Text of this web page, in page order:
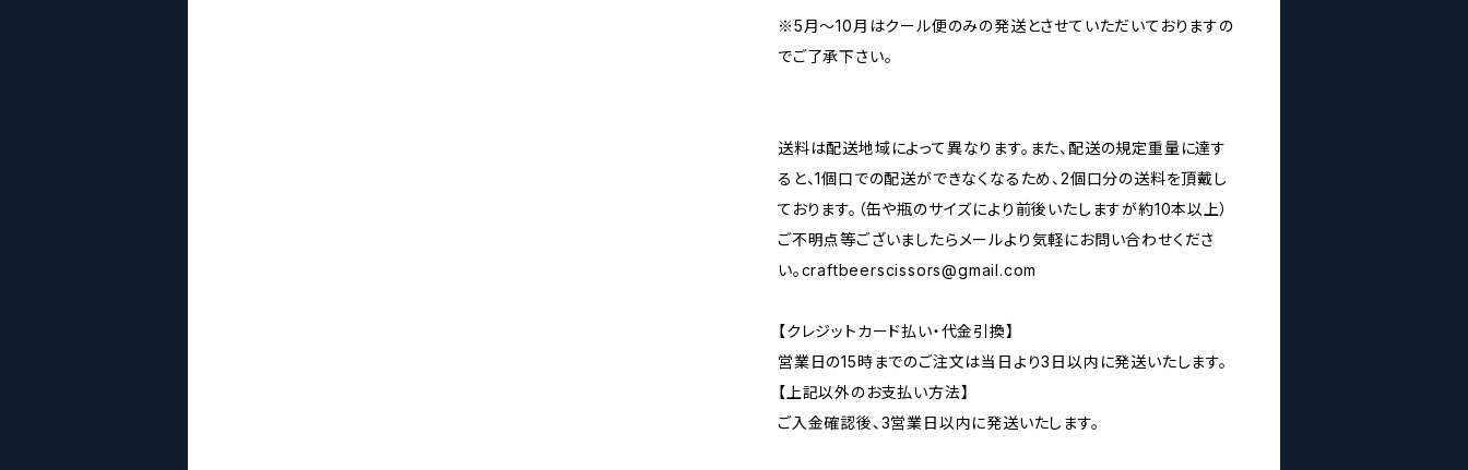
※5月～10月はクール便のみの発送とさせていただいておりますの
でご了承下さい。
送料は配送地域によって異なります。また、配送の規定重量に達す
ると、1個口での配送ができなくなるため、2個口分の送料を頂戴し
ております。（缶や瓶のサイズにより前後いたしますが約10本以上）
ご不明点等ございましたらメールより気軽にお問い合わせくださ
い。craftbeerscissors@gmail.com
【クレジットカード払い・代金引換】
営業日の15時までのご注文は当日より3日以内に発送いたします。
【上記以外のお支払い方法】
ご入金確認後、3営業日以内に発送いたします。